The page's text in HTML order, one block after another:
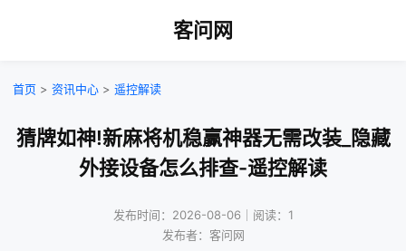
客问网
首页 > 资讯中心 > 遥控解读
猜牌如神!新麻将机稳赢神器无需改装_隐藏
外接设备怎么排查-遥控解读
发布时间：2026-08-06｜阅读：1
发布者：客问网